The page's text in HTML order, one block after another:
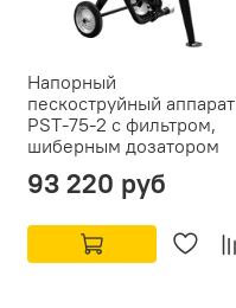
Напорный
пескоструйный аппарат
PST-75-2 с фильтром,
шиберным дозатором
93 220 руб